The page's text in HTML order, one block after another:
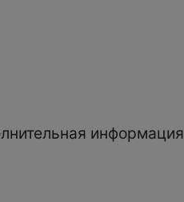
информация